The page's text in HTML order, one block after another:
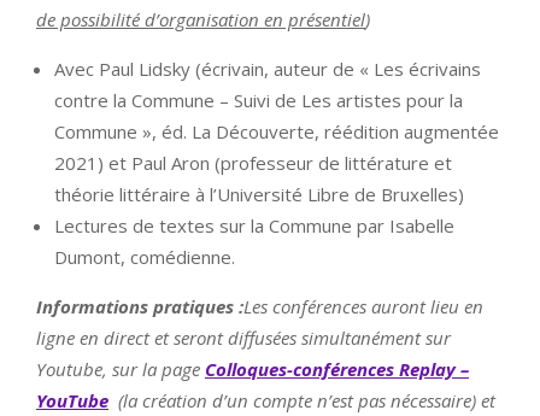
de possibilité d’organisation en présentiel)
Avec Paul Lidsky (écrivain, auteur de « Les écrivains
contre la Commune – Suivi de Les artistes pour la
Commune », éd. La Découverte, réédition augmentée
2021) et Paul Aron (professeur de littérature et
théorie littéraire à l’Université Libre de Bruxelles)
Lectures de textes sur la Commune par Isabelle
Dumont, comédienne.
Informations pratiques :Les conférences auront lieu en
ligne en direct et seront diffusées simultanément sur
Youtube, sur la page Colloques-conférences Replay –
YouTube (la création d’un compte n’est pas nécessaire) et